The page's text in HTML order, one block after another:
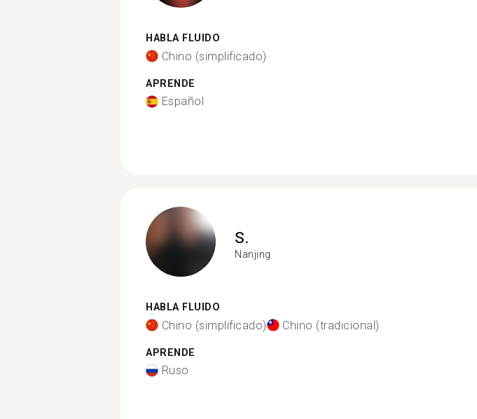
HABLA FLUIDO
Chino (simplificado)
APRENDE
Español
S.
Nanjing
HABLA FLUIDO
Chino (simplificado) Chino (tradicional)
APRENDE
Ruso